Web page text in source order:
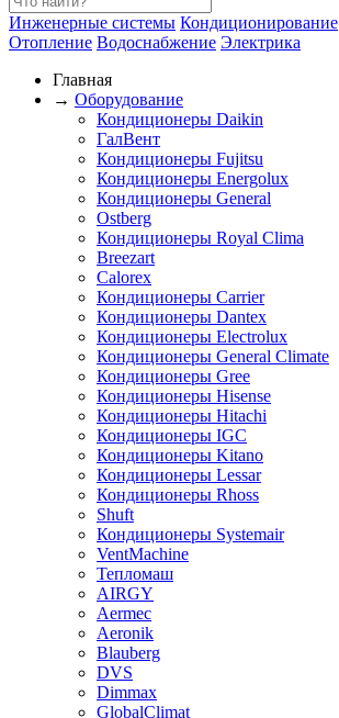
Инженерные системы Кондиционирование
Отопление Водоснабжение Электрика
Главная
→ Оборудование
Кондиционеры Daikin
ГалВент
Кондиционеры Fujitsu
Кондиционеры Energolux
Кондиционеры General
Ostberg
Кондиционеры Royal Clima
Breezart
Calorex
Кондиционеры Carrier
Кондиционеры Dantex
Кондиционеры Electrolux
Кондиционеры General Climate
Кондиционеры Gree
Кондиционеры Hisense
Кондиционеры Hitachi
Кондиционеры IGC
Кондиционеры Kitano
Кондиционеры Lessar
Кондиционеры Rhoss
Shuft
Кондиционеры Systemair
VentMachine
Тепломаш
AIRGY
Aermec
Aeronik
Blauberg
DVS
Dimmax
GlobalClimat